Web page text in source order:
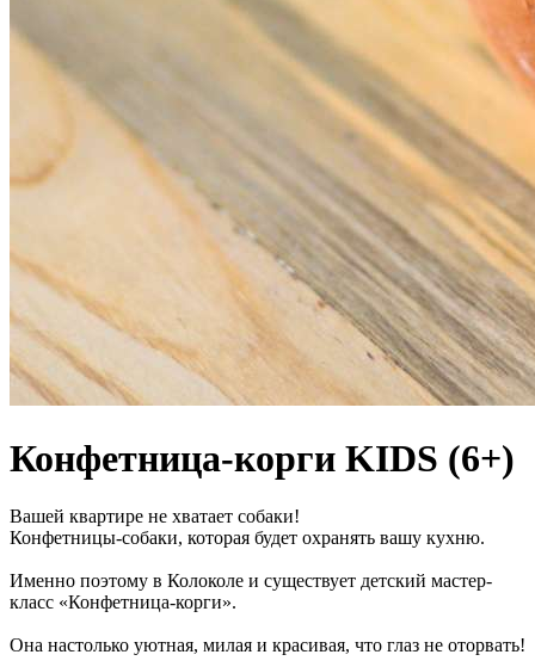
Конфетница-корги KIDS (6+)
Вашей квартире не хватает собаки!
Конфетницы-собаки, которая будет охранять вашу кухню.
Именно поэтому в Колоколе и существует детский мастер-
класс «Конфетница-корги».
Она настолько уютная, милая и красивая, что глаз не оторвать!